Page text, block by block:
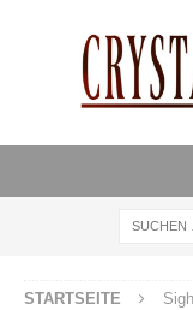
STARTSEITE